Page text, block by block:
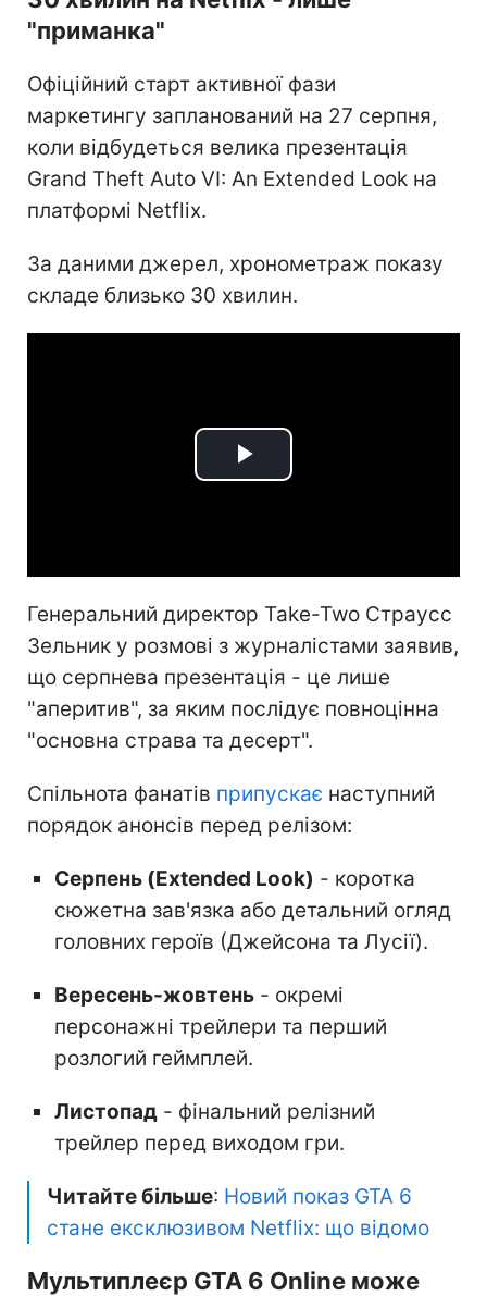
"приманка"
Офіційний старт активної фази
маркетингу запланований на 27 серпня,
коли відбудеться велика презентація
Grand Theft Auto VI: An Extended Look на
платформі Netflix.
За даними джерел, хронометраж показу
складе близько 30 хвилин.
Play
Генеральний директор Take-Two Страусс
Зельник у розмові з журналістами заявив,
що серпнева презентація - це лише
"аперитив", за яким послідує повноцінна
"основна страва та десерт".
Спільнота фанатів припускає наступний
порядок анонсів перед релізом:
Серпень (Extended Look) - коротка
сюжетна зав'язка або детальний огляд
головних героїв (Джейсона та Лусії).
Вересень-жовтень - окремі
персонажні трейлери та перший
розлогий геймплей.
Листопад - фінальний релізний
трейлер перед виходом гри.
Читайте більше: Новий показ GTA 6
стане ексклюзивом Netflix: що відомо
Мультиплеєр GTA 6 Online може